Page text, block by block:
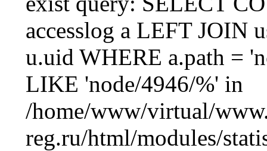
accesslog a LEFT JOIN
u.uid WHERE a.path =
LIKE 'node/4946/%' in
/home/www/virtual/
reg.ru/html/modules/